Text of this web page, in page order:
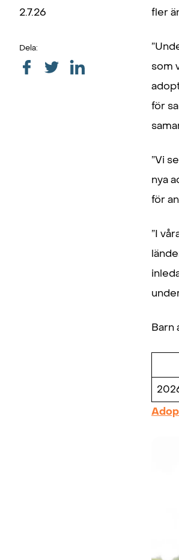
2.7.26
Dela:
fler
som
för
”Vi
nya
för
”I
Barn